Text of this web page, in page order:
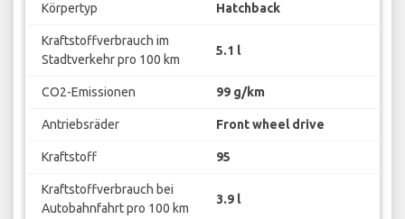
Körpertyp Hatchback
Kraftstoffverbrauch im
Stadtverkehr pro 100 km
5.1 l
CO2-Emissionen 99 g/km
Antriebsräder Front wheel drive
Kraftstoff 95
Kraftstoffverbrauch bei
Autobahnfahrt pro 100 km
3.9 l